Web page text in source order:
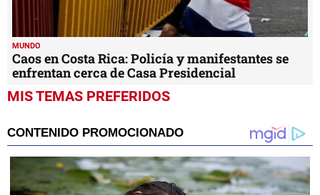
MUNDO
Caos en Costa Rica: Policía y manifestantes se
enfrentan cerca de Casa Presidencial
MIS TEMAS PREFERIDOS